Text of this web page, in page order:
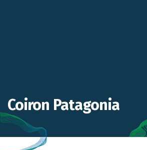
Coiron Patagonia